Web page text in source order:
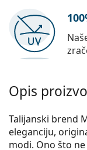
Opis
Talijanski brend
eleganciju,
modi. Ono što